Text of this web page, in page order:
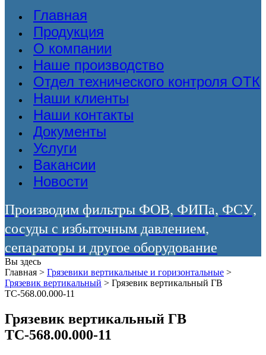
Главная
Продукция
О компании
Наше производство
Отдел технического контроля ОТК
Наши клиенты
Наши контакты
Документы
Услуги
Вакансии
Новости
Производим фильтры ФОВ, ФИПа, ФСУ,
сосуды с избыточным давлением,
сепараторы и другое оборудование
Вы здесь
Главная > Грязевики вертикальные и горизонтальные >
Грязевик вертикальный > Грязевик вертикальный ГВ
ТС-568.00.000-11
Грязевик вертикальный ГВ
ТС-568.00.000-11